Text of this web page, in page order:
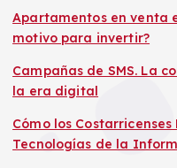
Apartamentos en venta
motivo para invertir?
Campañas de SMS. La
la era digital
Cómo los
Tecnologías de la